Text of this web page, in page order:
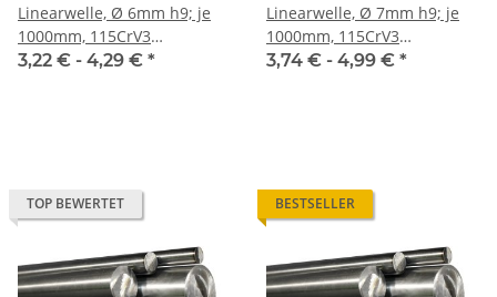
Linearwelle, Ø 6mm h9; je
1000mm, 115CrV3
geschliffen und poliert
3,22 € - 4,29 € *
Linearwelle, Ø 7mm h9; je
1000mm, 115CrV3
geschliffen und poliert
3,74 € - 4,99 € *
TOP BEWERTET BESTSELLER